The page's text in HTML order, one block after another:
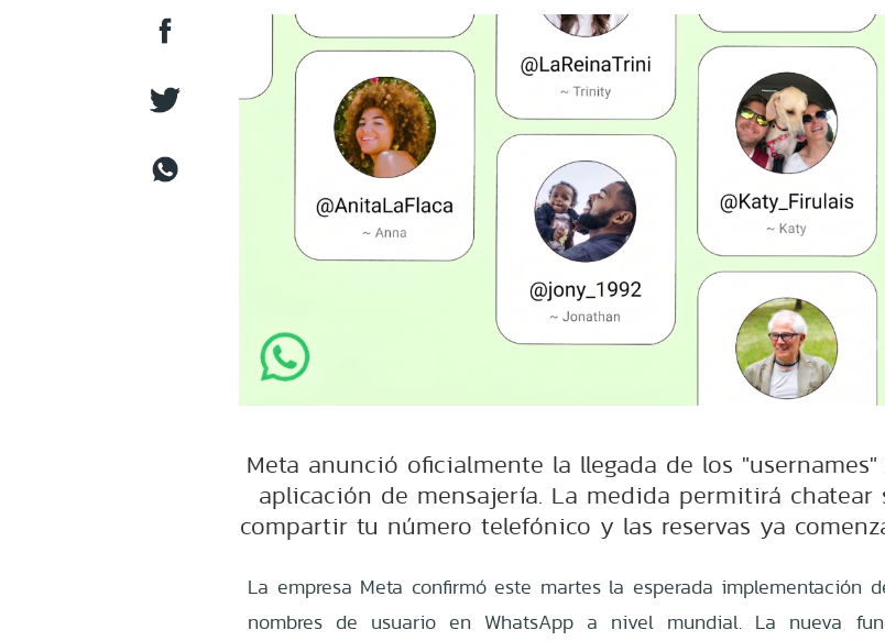
Meta anunció oficialmente la llegada de los
aplicación de mensajería. La medida permitirá chatear
compartir tu número telefónico y las reservas ya
La empresa Meta confirmó este martes la esperada implementación
nombres de usuario en WhatsApp a nivel mundial. La nueva